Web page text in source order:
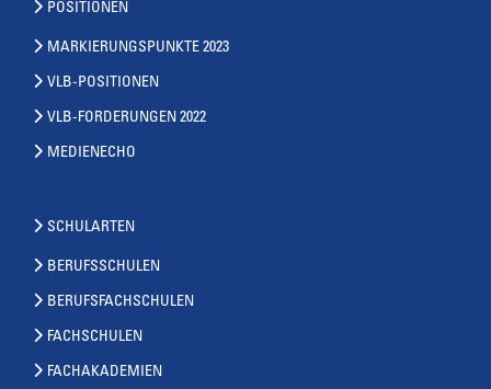
POSITIONEN
MARKIERUNGSPUNKTE 2023
VLB-POSITIONEN
VLB-FORDERUNGEN 2022
MEDIENECHO
SCHULARTEN
BERUFSSCHULEN
BERUFSFACHSCHULEN
FACHSCHULEN
FACHAKADEMIEN